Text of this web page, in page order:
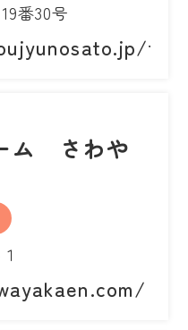
番30号
ム さわや